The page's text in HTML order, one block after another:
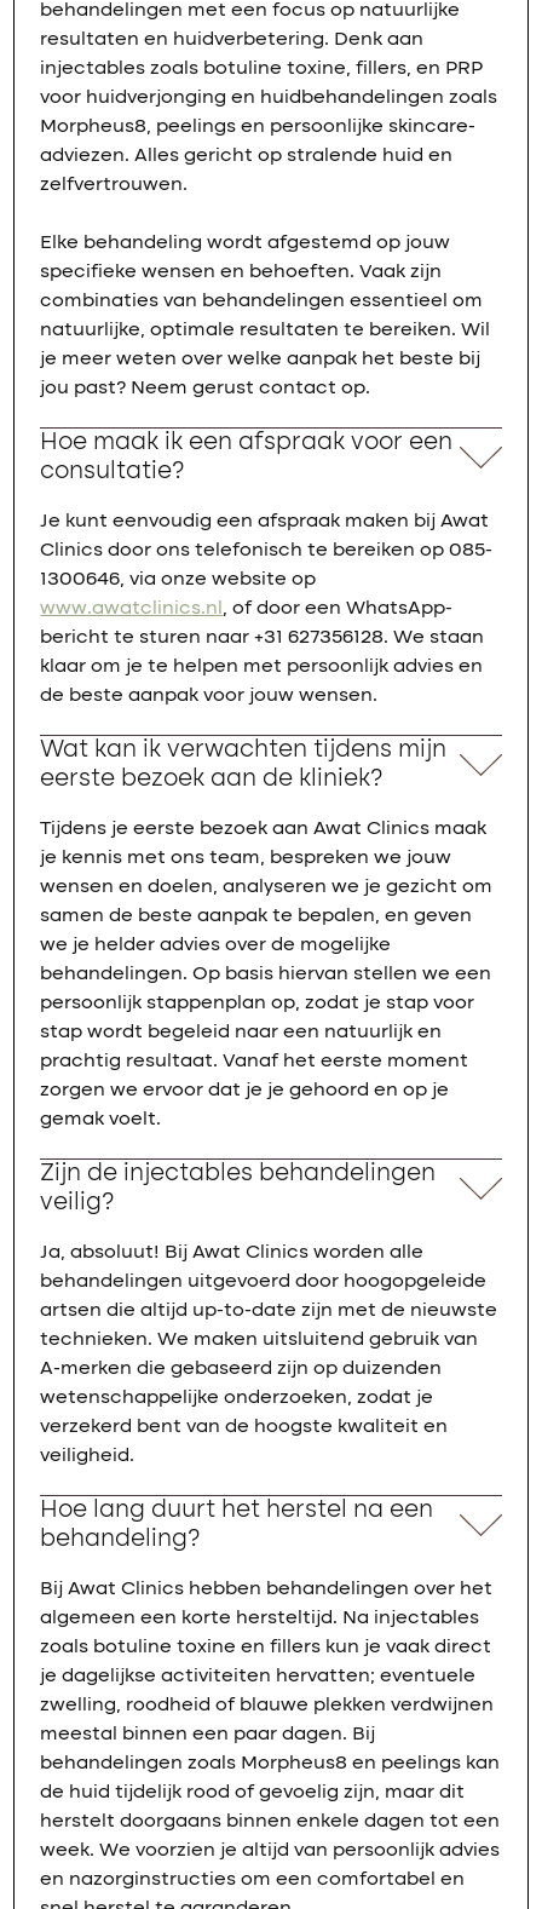
behandelingen met een focus op natuurlijke
resultaten en huidverbetering. Denk aan
injectables zoals botuline toxine, fillers, en PRP
voor huidverjonging en huidbehandelingen zoals
Morpheus8, peelings en persoonlijke skincare-
adviezen. Alles gericht op stralende huid en
zelfvertrouwen.
Elke behandeling wordt afgestemd op jouw
specifieke wensen en behoeften. Vaak zijn
combinaties van behandelingen essentieel om
natuurlijke, optimale resultaten te bereiken. Wil
je meer weten over welke aanpak het beste bij
jou past? Neem gerust contact op.
Hoe maak ik een afspraak voor een
consultatie?
Je kunt eenvoudig een afspraak maken bij Awat
Clinics door ons telefonisch te bereiken op 085-
1300646, via onze website op
www.awatclinics.nl , of door een WhatsApp-
bericht te sturen naar +31 627356128. We staan
klaar om je te helpen met persoonlijk advies en
de beste aanpak voor jouw wensen.
Wat kan ik verwachten tijdens mijn
eerste bezoek aan de kliniek?
Tijdens je eerste bezoek aan Awat Clinics maak
je kennis met ons team, bespreken we jouw
wensen en doelen, analyseren we je gezicht om
samen de beste aanpak te bepalen, en geven
we je helder advies over de mogelijke
behandelingen. Op basis hiervan stellen we een
persoonlijk stappenplan op, zodat je stap voor
stap wordt begeleid naar een natuurlijk en
prachtig resultaat. Vanaf het eerste moment
zorgen we ervoor dat je je gehoord en op je
gemak voelt.
Zijn de injectables behandelingen
veilig?
Ja, absoluut! Bij Awat Clinics worden alle
behandelingen uitgevoerd door hoogopgeleide
artsen die altijd up-to-date zijn met de nieuwste
technieken. We maken uitsluitend gebruik van
A-merken die gebaseerd zijn op duizenden
wetenschappelijke onderzoeken, zodat je
verzekerd bent van de hoogste kwaliteit en
veiligheid.
Hoe lang duurt het herstel na een
behandeling?
Bij Awat Clinics hebben behandelingen over het
algemeen een korte hersteltijd. Na injectables
zoals botuline toxine en fillers kun je vaak direct
je dagelijkse activiteiten hervatten; eventuele
zwelling, roodheid of blauwe plekken verdwijnen
meestal binnen een paar dagen. Bij
behandelingen zoals Morpheus8 en peelings kan
de huid tijdelijk rood of gevoelig zijn, maar dit
herstelt doorgaans binnen enkele dagen tot een
week. We voorzien je altijd van persoonlijk advies
en nazorginstructies om een comfortabel en